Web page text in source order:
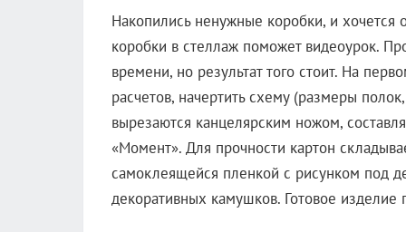
Накопились ненужные коробки, и хочется
коробки в стеллаж поможет видеоурок.
времени, но результат того стоит. На
расчетов, начертить схему (размеры
вырезаются канцелярским ножом,
«Момент». Для прочности картон
самоклеящейся пленкой с рисунком под
декоративных камушков. Готовое